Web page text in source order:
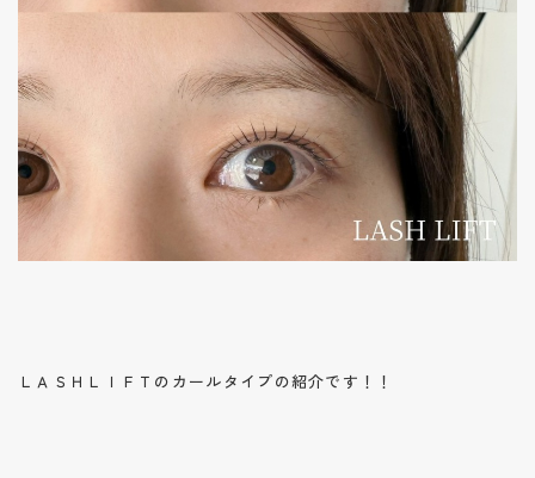
ＬＡＳＨＬＩＦＴのカールタイプの紹介です！！